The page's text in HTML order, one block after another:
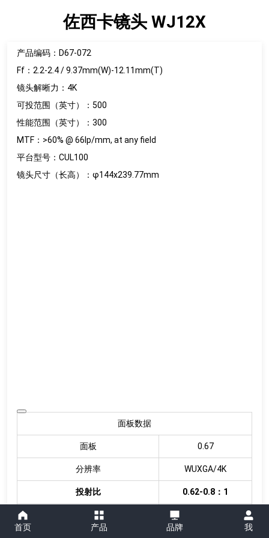
佐西卡镜头 WJ12X
产品编码：D67-072
Ff：2.2-2.4 / 9.37mm(W)-12.11mm(T)
镜头解晰力：4K
可投范围（英寸）：500
性能范围（英寸）：300
MTF：>60% @ 66lp/mm, at any field
平台型号：CUL100
镜头尺寸（长高）：φ144x239.77mm
面板数据
面板 0.67
分辨率 WUXGA/4K
投射比 0.62-0.8：1
上下位移量
首页 产品 品牌 我